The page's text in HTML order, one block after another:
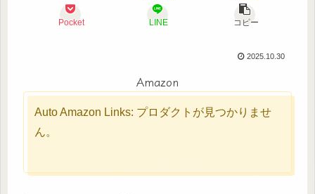
Pocket LINE コピー
2025.10.30
Amazon
Auto Amazon Links: プロダクトが見つかりませ
ん。